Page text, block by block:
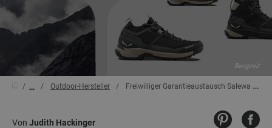
Bergzeit
... Outdoor-Hersteller Freiwilliger Garantieaustausch Salewa Puez Wanderschuhe
Von Judith Hackinger